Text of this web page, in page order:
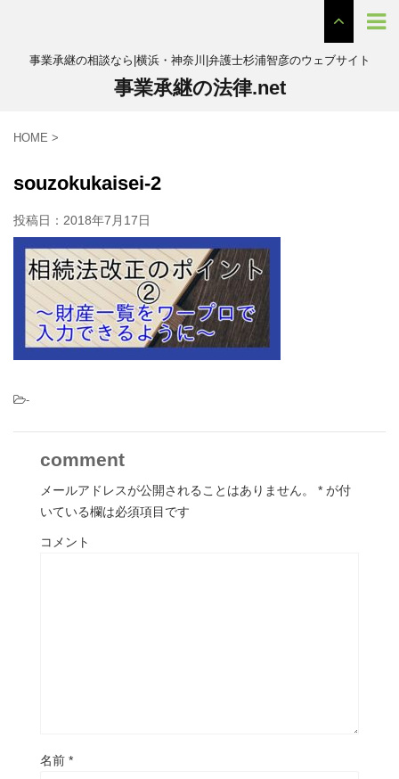
事業承継の相談なら|横浜・神奈川|弁護士杉浦智彦のウェブサイト
事業承継の法律.net
HOME >
souzokukaisei-2
投稿日： 2018年7月17日
-
comment
メールアドレスが公開されることはありません。 * が付
いている欄は必須項目です
コメント
名前 *